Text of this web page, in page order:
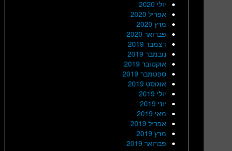
יולי 2020
אפריל 2020
מרץ 2020
פברואר 2020
דצמבר 2019
נובמבר 2019
אוקטובר 2019
ספטמבר 2019
אוגוסט 2019
יולי 2019
יוני 2019
מאי 2019
אפריל 2019
מרץ 2019
פברואר 2019